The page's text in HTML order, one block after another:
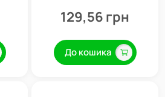
129,56 грн
До кошика